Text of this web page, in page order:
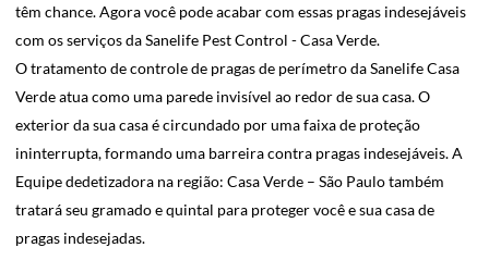
têm chance. Agora você pode acabar com essas pragas indesejáveis
com os serviços da Sanelife Pest Control - Casa Verde.
O tratamento de controle de pragas de perímetro da Sanelife Casa
Verde atua como uma parede invisível ao redor de sua casa. O
exterior da sua casa é circundado por uma faixa de proteção
ininterrupta, formando uma barreira contra pragas indesejáveis. A
Equipe dedetizadora na região: Casa Verde – São Paulo também
tratará seu gramado e quintal para proteger você e sua casa de
pragas indesejadas.